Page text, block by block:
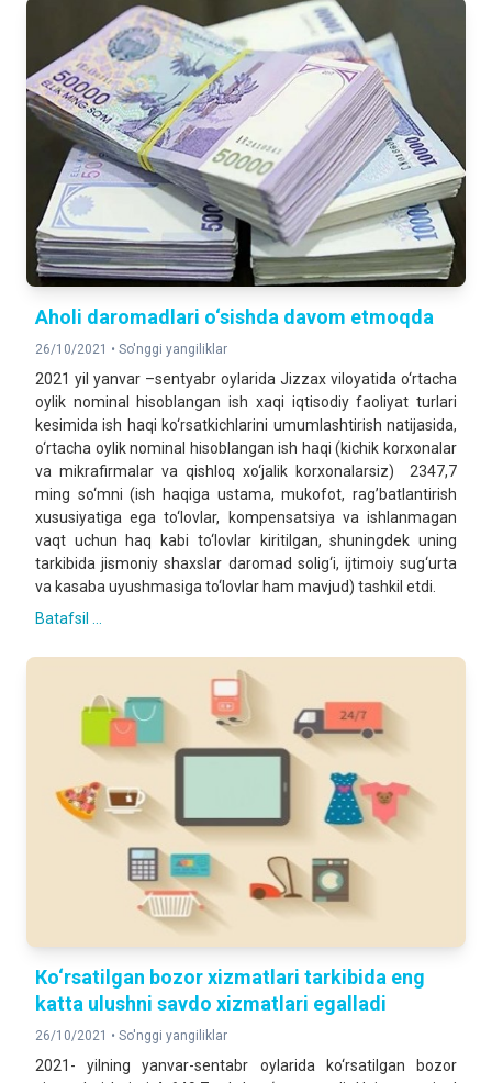
Aholi daromadlari o‘sishda davom etmoqda
26/10/2021 • So'nggi yangiliklar
2021 yil yanvar –sentyabr oylarida Jizzax viloyatida o‘rtacha
oylik nominal hisoblangan ish xaqi iqtisodiy faoliyat turlari
kesimida ish haqi ko‘rsatkichlarini umumlashtirish natijasida,
o‘rtacha oylik nominal hisoblangan ish haqi (kichik korxonalar
va mikrafirmalar va qishloq xo‘jalik korxonalarsiz) 2347,7
ming so‘mni (ish haqiga ustama, mukofot, rag’batlantirish
xususiyatiga ega to‘lovlar, kompensatsiya va ishlanmagan
vaqt uchun haq kabi to‘lovlar kiritilgan, shuningdek uning
tarkibida jismoniy shaxslar daromad solig‘i, ijtimoiy sug‘urta
va kasaba uyushmasiga to‘lovlar ham mavjud) tashkil etdi.
Batafsil ...
Кo‘rsatilgan bozor xizmatlari tarkibida eng
katta ulushni savdo xizmatlari egalladi
26/10/2021 • So'nggi yangiliklar
2021- yilning yanvar-sentabr oylarida ko‘rsatilgan bozor